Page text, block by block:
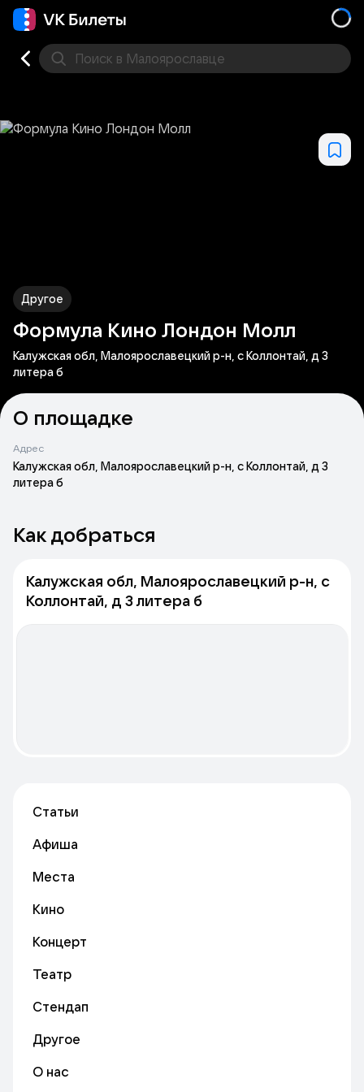
Поиск в Малоярославце
Другое
Формула Кино Лондон Молл
Калужская обл, Малоярославецкий р-н, с Коллонтай, д 3
литера б
О площадке
Адрес
Калужская обл, Малоярославецкий р-н, с Коллонтай, д 3
литера б
Как добраться
Калужская обл, Малоярославецкий р-н, с
Коллонтай, д 3 литера б
Статьи
Афиша
Места
Кино
Концерт
Театр
Стендап
Другое
О нас